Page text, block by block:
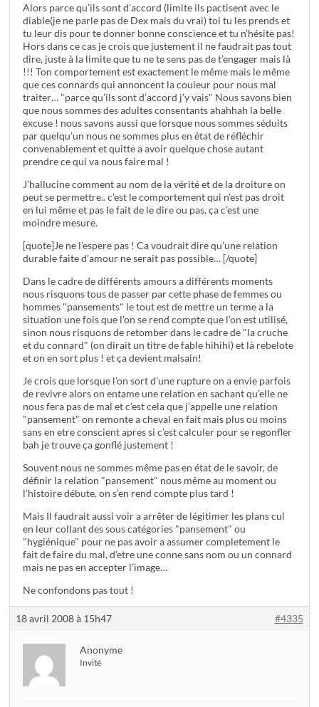
Alors parce qu’ils sont d’accord (limite ils pactisent avec le
diable(je ne parle pas de Dex mais du vrai) toi tu les prends et
tu leur dis pour te donner bonne conscience et tu n’hésite pas!
Hors dans ce cas je crois que justement il ne faudrait pas tout
dire, juste à la limite que tu ne te sens pas de t’engager mais là
!!! Ton comportement est exactement le même mais le même
que ces connards qui annoncent la couleur pour nous mal
traiter… "parce qu’ils sont d’accord j’y vais" Nous savons bien
que nous sommes des adultes consentants ahahhah la belle
excuse ! nous savons aussi que lorsque nous sommes séduits
par quelqu’un nous ne sommes plus en état de réfléchir
convenablement et quitte a avoir quelque chose autant
prendre ce qui va nous faire mal !
J’hallucine comment au nom de la vérité et de la droiture on
peut se permettre.. c’est le comportement qui n’est pas droit
en lui même et pas le fait de le dire ou pas, ça c’est une
moindre mesure.
[quote]Je ne l’espere pas ! Ca voudrait dire qu’une relation
durable faite d’amour ne serait pas possible… [/quote]
Dans le cadre de différents amours a différents moments
nous risquons tous de passer par cette phase de femmes ou
hommes "pansements" le tout est de mettre un terme a la
situation une fois que l’on se rend compte que l’on est utilisé,
sinon nous risquons de retomber dans le cadre de "la cruche
et du connard" (on dirait un titre de fable hihihi) et là rebelote
et on en sort plus ! et ça devient malsain!
Je crois que lorsque l’on sort d’une rupture on a envie parfois
de revivre alors on entame une relation en sachant qu’elle ne
nous fera pas de mal et c’est cela que j’appelle une relation
"pansement" on remonte a cheval en fait mais plus ou moins
sans en etre conscient apres si c’est calculer pour se regonfler
bah je trouve ça gonflé justement !
Souvent nous ne sommes même pas en état de le savoir, de
définir la relation "pansement" nous même au moment ou
l’histoire débute, on s’en rend compte plus tard !
Mais Il faudrait aussi voir a arrêter de légitimer les plans cul
en leur collant des sous catégories "pansement" ou
"hygiénique" pour ne pas avoir a assumer completement le
fait de faire du mal, d’etre une conne sans nom ou un connard
mais ne pas en accepter l’image…
Ne confondons pas tout !
18 avril 2008 à 15h47 #4335
Anonyme
Invité